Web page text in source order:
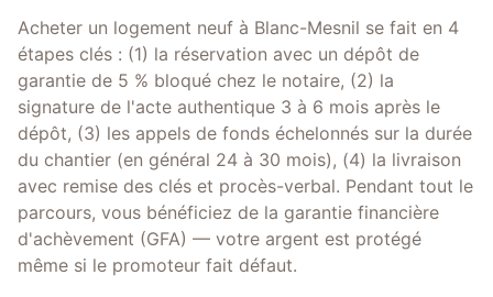
Acheter un logement neuf à Blanc-Mesnil se fait en 4
étapes clés : (1) la réservation avec un dépôt de
garantie de 5 % bloqué chez le notaire, (2) la
signature de l'acte authentique 3 à 6 mois après le
dépôt, (3) les appels de fonds échelonnés sur la durée
du chantier (en général 24 à 30 mois), (4) la livraison
avec remise des clés et procès-verbal. Pendant tout le
parcours, vous bénéficiez de la garantie financière
d'achèvement (GFA) — votre argent est protégé
même si le promoteur fait défaut.